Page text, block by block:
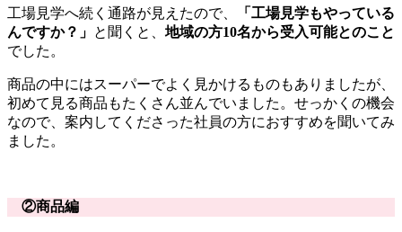
工場見学へ続く通路が見えたので、
「工場見学もやっている
んですか？」 と聞くと、 地域の方10名から受入可能とのこと
でした。
商品の中にはスーパーでよく見かけるものもありましたが、
初めて見る商品もたくさん並んでいました。せっかくの機会
なので、案内してくださった社員の方におすすめを聞いてみ
ました。
②商品編